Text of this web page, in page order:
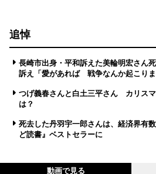
追悼
長崎市出身・平和訴えた美輪明宏さん
訴え「愛があれば 戦争なんか起こりま
つげ義春さんと白土三平さん カリス
は？
死去した丹羽宇一郎さんは、経済界有
ど読書』ベストセラーに
動画で見る